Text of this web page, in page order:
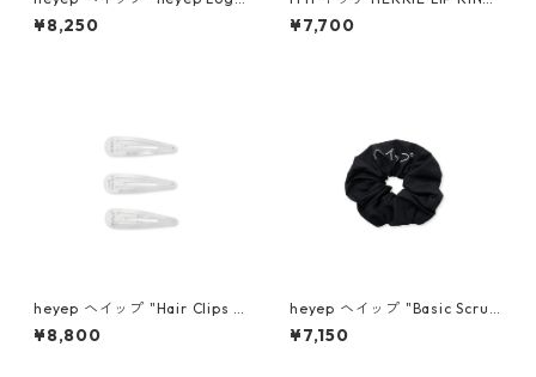
Hair Ties (2-piece)" (BLK) h
p07126
¥8,250
/ DIPLO FJORD (BLACK)
¥7,700
heyep ヘイップ "Hair Clips w
ith KENKAGAMI (3-piece)" h
p07026
¥8,800
heyep ヘイップ "Basic Scrun
chie with KENKAGAMI" hp0
6626
¥7,150